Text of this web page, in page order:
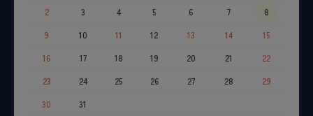
2
3 4 5 6 7
8
9
10 11 12 13 14
15
16
17 18 19 20 21
22
23
24 25 26 27 28
29
30
31